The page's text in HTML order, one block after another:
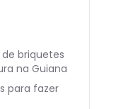
briquetes
na Guiana
para fazer